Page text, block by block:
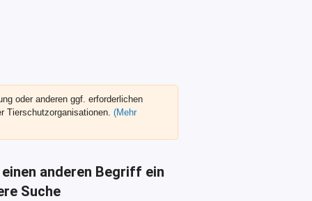
oder anderen ggf. erforderlichen
Tierschutzorganisationen. (Mehr
einen anderen Begriff ein
Suche